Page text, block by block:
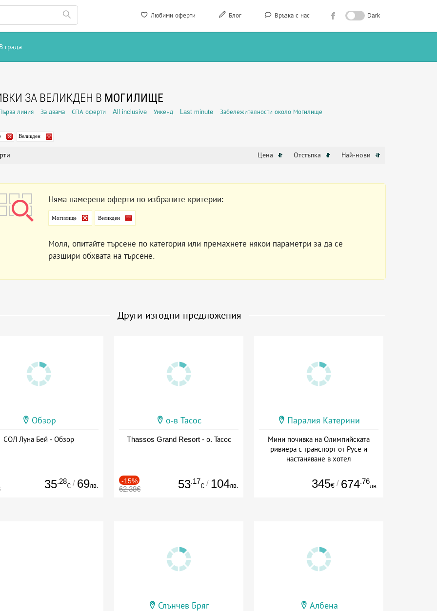
Любими оферти Блог Връзка с нас Dark
В града
ЗА ВЕЛИКДЕН В МОГИЛИЩЕ
линия За двама СПА оферти All inclusive Уикенд Last minute Забележителности около Могилище
Великден
Цена Отстъпка Най-нови
Няма намерени оферти по избраните критерии:
Могилище Великден
Моля, опитайте търсене по категория или премахнете някои параметри за да се
разшири обхвата на търсене.
Други изгодни предложения
Обзор
СОЛ Луна Бей - Обзор
35.28
€ / 69лв.
о-в Тасос
Thassos Grand Resort - о. Тасос
-15%
62.38€ 53.17
€ / 104лв.
Паралия Катерини
Мини почивка на Олимпийската
ривиера с транспорт от Русе и
настаняване в хотел
345€ / 674.76
лв.
Слънчев Бряг Албена